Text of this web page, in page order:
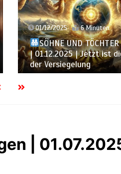
30/11/2025 6 Minuten
SÖHNE UND TÖCHTER
GOTTES | 30.11.2025 |
Ihm ähnlich
|